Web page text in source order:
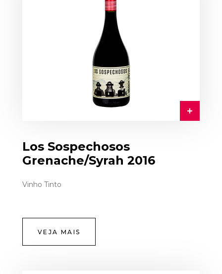
Los Sospechosos
Grenache/Syrah 2016
Vinho Tinto
VEJA MAIS